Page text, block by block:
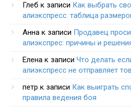
Глеб к записи Как выбрать
алиэкспресс: таблица
Анна к записи Продавец
алиэкспрес: причины и
Елена к записи Что делать
алиэкспресс не отправляет
петр к записи Как выиграть
правила ведения боя